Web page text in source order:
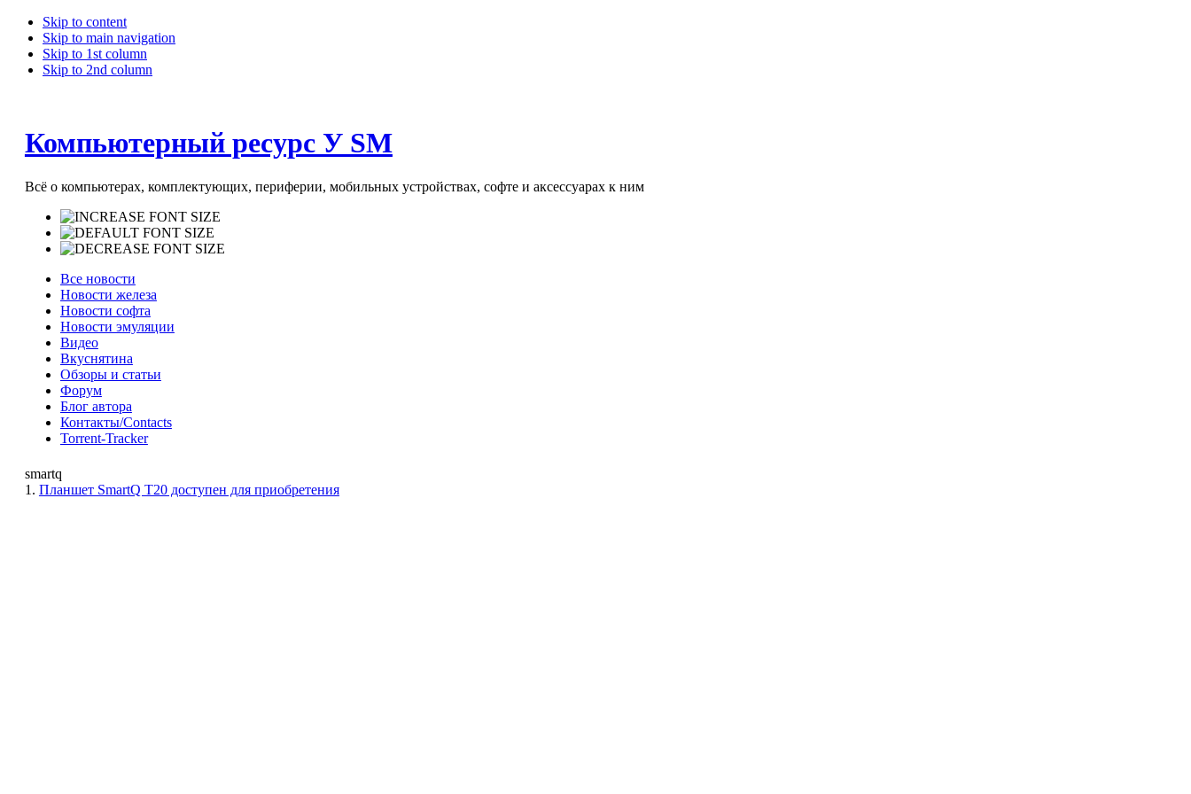
Skip to content
Skip to main navigation
Skip to 1st column
Skip to 2nd column
Компьютерный ресурс У SM
Всё о компьютерах, комплектующих, периферии, мобильных устройствах, софте и аксессуарах к ним
Все новости
Новости железа
Новости софта
Новости эмуляции
Видео
Вкуснятина
Обзоры и статьи
Форум
Блог автора
Контакты/Contacts
Torrent-Tracker
smartq
1. Планшет SmartQ T20 доступен для приобретения